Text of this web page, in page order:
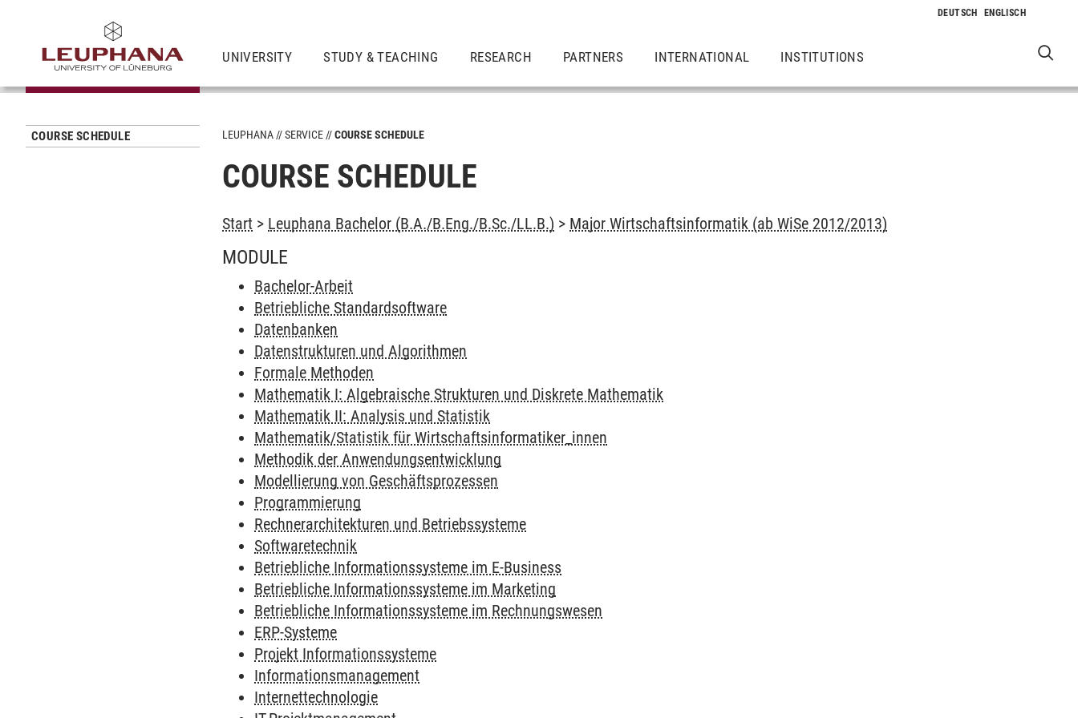
UNIVERSITY STUDY & TEACHING RESEARCH PARTNERS INTERNATIONAL INSTITUTIONS
COURSE SCHEDULE LEUPHANA SERVICE COURSE SCHEDULE
COURSE SCHEDULE
Start > Leuphana Bachelor (B.A./B.Eng./B.Sc./LL.B.) > Major Wirtschaftsinformatik (ab WiSe 2012/2013)
MODULE
Bachelor-Arbeit
Betriebliche Standardsoftware
Datenbanken
Datenstrukturen und Algorithmen
Formale Methoden
Mathematik I: Algebraische Strukturen und Diskrete Mathematik
Mathematik II: Analysis und Statistik
Mathematik/Statistik für Wirtschaftsinformatiker_innen
Methodik der Anwendungsentwicklung
Modellierung von Geschäftsprozessen
Programmierung
Rechnerarchitekturen und Betriebssysteme
Softwaretechnik
Betriebliche Informationssysteme im E-Business
Betriebliche Informationssysteme im Marketing
Betriebliche Informationssysteme im Rechnungswesen
ERP-Systeme
Projekt Informationssysteme
Informationsmanagement
Internettechnologie